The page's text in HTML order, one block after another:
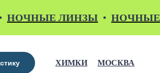
ЛИНЗЫ НОЧНЫЕ
ХИМКИ МОСКВА